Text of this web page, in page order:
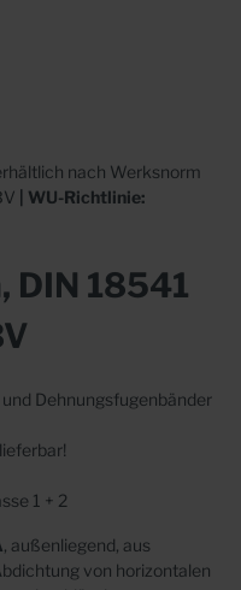
nach Werksnorm
| WU-Richtlinie:
DIN 18541
Dehnungsfugenbänder
1 + 2
, außenliegend, aus
von horizontalen